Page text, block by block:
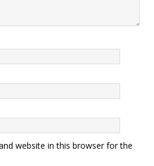
website in this browser for the